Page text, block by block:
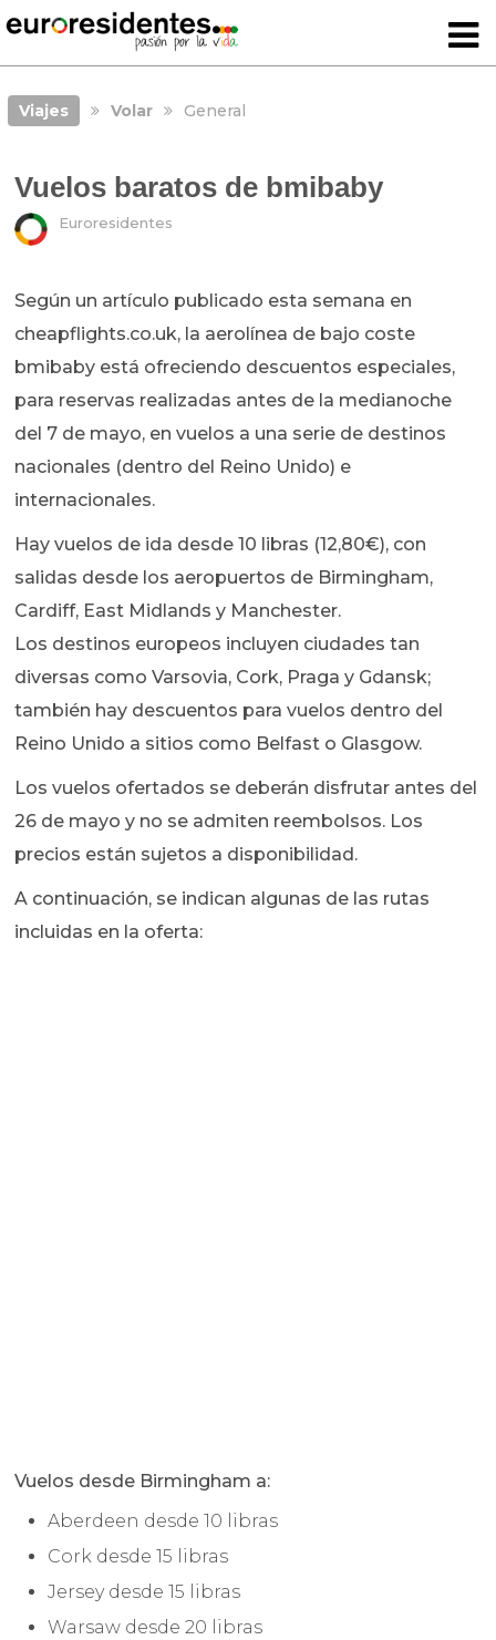
Viajes Volar General
Vuelos baratos de bmibaby
Euroresidentes
Según un artículo publicado esta semana en
cheapflights.co.uk, la aerolínea de bajo coste
bmibaby está ofreciendo descuentos especiales,
para reservas realizadas antes de la medianoche
del 7 de mayo, en vuelos a una serie de destinos
nacionales (dentro del Reino Unido) e
internacionales.
Hay vuelos de ida desde 10 libras (12,80€), con
salidas desde los aeropuertos de Birmingham,
Cardiff, East Midlands y Manchester.
Los destinos europeos incluyen ciudades tan
diversas como Varsovia, Cork, Praga y Gdansk;
también hay descuentos para vuelos dentro del
Reino Unido a sitios como Belfast o Glasgow.
Los vuelos ofertados se deberán disfrutar antes del
26 de mayo y no se admiten reembolsos. Los
precios están sujetos a disponibilidad.
A continuación, se indican algunas de las rutas
incluidas en la oferta:
Vuelos desde Birmingham a:
Aberdeen desde 10 libras
Cork desde 15 libras
Jersey desde 15 libras
Warsaw desde 20 libras